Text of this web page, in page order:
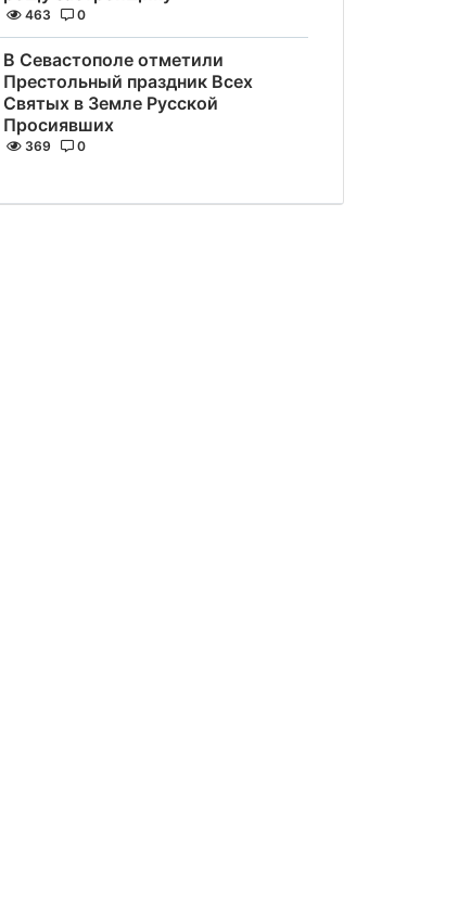
463 0
В Севастополе отметили
Престольный праздник Всех
Святых в Земле Русской
Просиявших
369 0